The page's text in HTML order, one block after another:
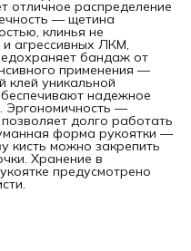
отличное распределение
— щетина
клинья не
агрессивных ЛКМ,
бандаж от
применения —
клей уникальной
надежное
Эргономичность —
долго работать
форма рукоятки —
кисть можно закрепить
Хранение в
предусмотрено